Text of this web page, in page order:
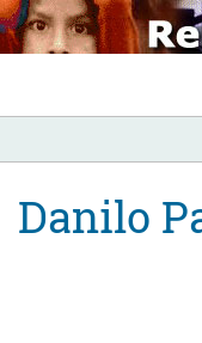
Skip
to
content
Danilo